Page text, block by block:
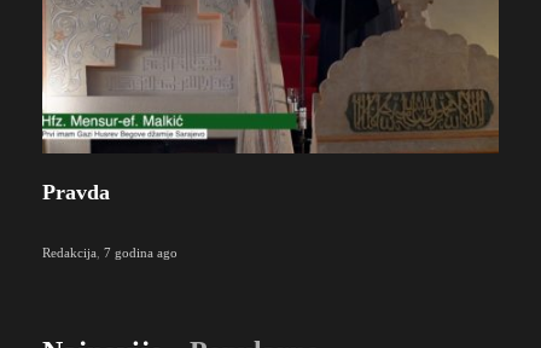
Pravda
Redakcija 7 godina ago